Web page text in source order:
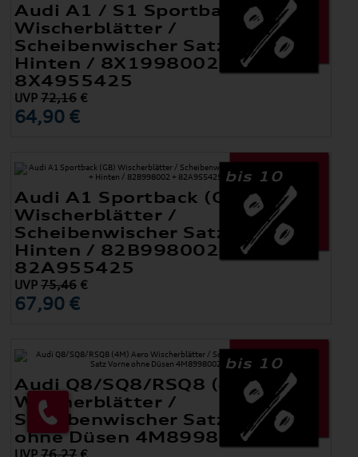
Audi A1 / S1 Sportback (8X)
Wischerblätter /
Scheibenwischer Satz Vorne +
Hinten / 8X1998002A +
8X4955425
UVP72,16 €
64,90 €
bis 10
Audi A1 Sportback (GB)
Wischerblätter /
Scheibenwischer Satz Vorne +
Hinten / 82B998002 +
82A955425
UVP75,46 €
67,90 €
bis 10
Audi Q8/SQ8/RSQ8 (4M) Aero
Wischerblätter /
Scheibenwischer Satz Vorne
ohne Düsen 4M8998002